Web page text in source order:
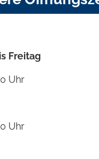
Freitag
Uhr
Uhr